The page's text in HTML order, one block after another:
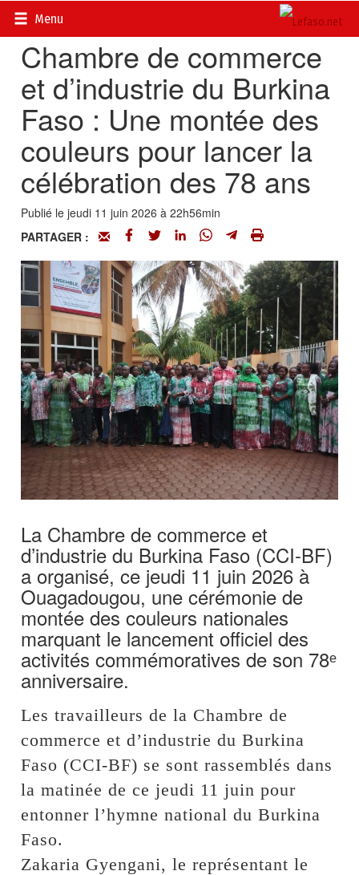
Menu
Accueil>
Chambre de commerce
et d’industrie du Burkina
Faso : Une montée des
couleurs pour lancer la
célébration des 78 ans
Publié le jeudi 11 juin 2026 à 22h56min
PARTAGER :
La Chambre de commerce et
d’industrie du Burkina Faso (CCI-BF)
a organisé, ce jeudi 11 juin 2026 à
Ouagadougou, une cérémonie de
montée des couleurs nationales
marquant le lancement officiel des
activités commémoratives de son 78ᵉ
anniversaire.
Les travailleurs de la Chambre de
commerce et d’industrie du Burkina
Faso (CCI-BF) se sont rassemblés dans
la matinée de ce jeudi 11 juin pour
entonner l’hymne national du Burkina
Faso.
Zakaria Gyengani, le représentant le